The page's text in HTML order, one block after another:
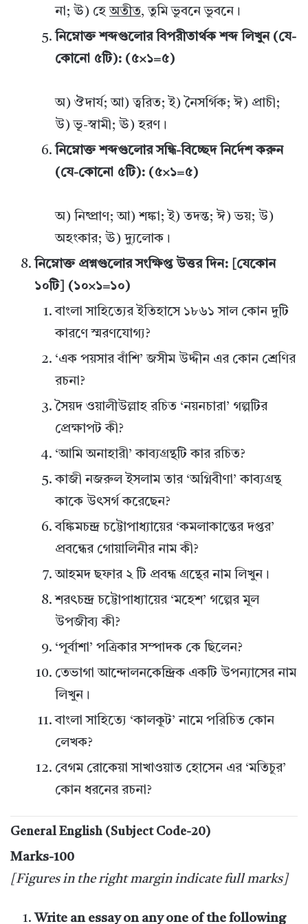
না; ঊ) হে অতীত, তুমি ভুবনে ভুবনে।
নিম্নোক্ত শব্দগুলোর বিপরীতার্থক শব্দ লিখুন (যে-
কোনো ৫টি): (৫×১=৫)
অ) ঔদার্য; আ) ত্বরিত; ই) নৈসর্গিক; ঈ) প্রাচী;
উ) ভূ-স্বামী; ঊ) হরণ।
নিম্নোক্ত শব্দগুলোর সন্ধি-বিচ্ছেদ নির্দেশ করুন
(যে-কোনো ৫টি): (৫×১=৫)
অ) নিষ্প্রাণ; আ) শঙ্কা; ই) তদন্ত; ঈ) ভয়; উ)
অহংকার; ঊ) দ্যুলোক।
নিম্নোক্ত প্রশ্নগুলোর সংক্ষিপ্ত উত্তর দিন: [যেকোন
১০টি] (১০×১=১০)
বাংলা সাহিত্যের ইতিহাসে ১৮৬১ সাল কোন দুটি
কারণে স্মরণযোগ্য?
‘এক পয়সার বাঁশি’ জসীম উদ্দীন এর কোন শ্রেণির
রচনা?
সৈয়দ ওয়ালীউল্লাহ রচিত ‘নয়নচারা’ গল্পটির
প্রেক্ষাপট কী?
‘আমি অনাহারী’ কাব্যগ্রন্থটি কার রচিত?
কাজী নজরুল ইসলাম তার ‘অগ্নিবীণা’ কাব্যগ্রন্থ
কাকে উৎসর্গ করেছেন?
বঙ্কিমচন্দ্র চট্টোপাধ্যায়ের ‘কমলাকান্তের দপ্তর’
প্রবন্ধের গোয়ালিনীর নাম কী?
আহমদ ছফার ২ টি প্রবন্ধ গ্রন্থের নাম লিখুন।
শরৎচন্দ্র চট্টোপাধ্যায়ের ‘মহেশ’ গল্পের মূল
উপজীব্য কী?
‘পূর্বাশা’ পত্রিকার সম্পাদক কে ছিলেন?
তেভাগা আন্দোলনকেন্দ্রিক একটি উপন্যাসের নাম
লিখুন।
বাংলা সাহিত্যে ‘কালকূট’ নামে পরিচিত কোন
লেখক?
বেগম রোকেয়া সাখাওয়াত হোসেন এর ‘মতিচুর’
কোন ধরনের রচনা?
General English (Subject Code-20)
Marks-100
[Figures in the right margin indicate full marks]
Write an essay on any one of the following